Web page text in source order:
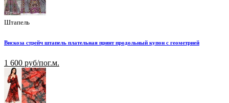
Штапель
Вискоза стрейч штапель плательная принт продольный купон с геометрией
1 600 руб/пог.м.